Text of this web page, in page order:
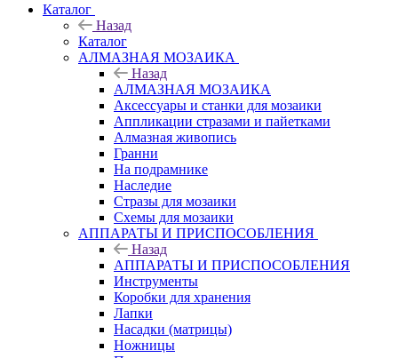
Каталог
Назад
Каталог
АЛМАЗНАЯ МОЗАИКА
Назад
АЛМАЗНАЯ МОЗАИКА
Аксессуары и станки для мозаики
Аппликации стразами и пайетками
Алмазная живопись
Гранни
На подрамнике
Наследие
Стразы для мозаики
Схемы для мозаики
АППАРАТЫ И ПРИСПОСОБЛЕНИЯ
Назад
АППАРАТЫ И ПРИСПОСОБЛЕНИЯ
Инструменты
Коробки для хранения
Лапки
Насадки (матрицы)
Ножницы